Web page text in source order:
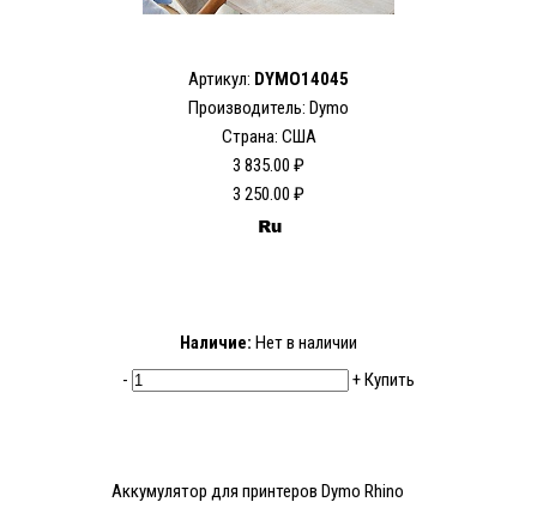
Артикул: DYMO14045
Производитель: Dymo
Страна: США
3 835.00 ₽
3 250.00 ₽
Наличие: Нет в наличии
-
+Купить
Аккумулятор для принтеров Dymo Rhino